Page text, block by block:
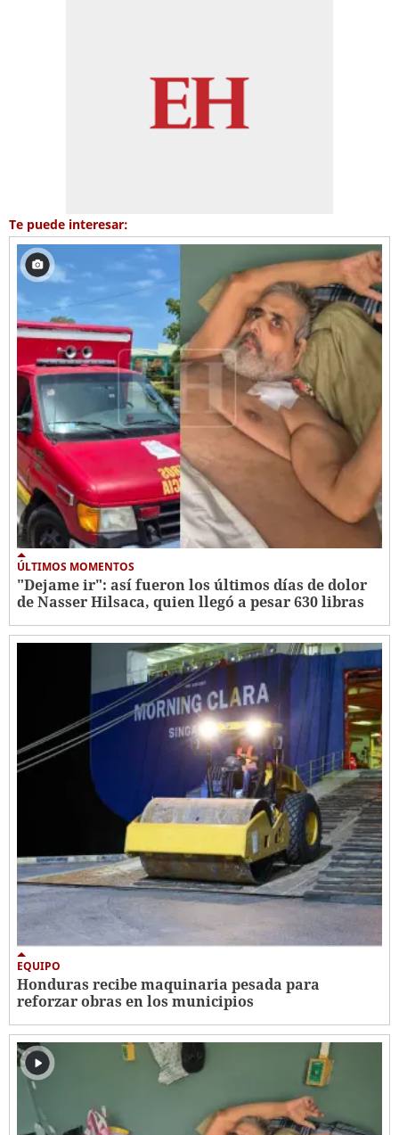
Te puede interesar:
ÚLTIMOS MOMENTOS
"Dejame ir": así fueron los últimos días de dolor
de Nasser Hilsaca, quien llegó a pesar 630 libras
EQUIPO
Honduras recibe maquinaria pesada para
reforzar obras en los municipios